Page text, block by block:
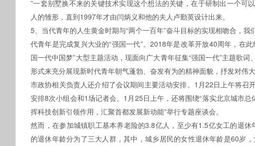
”一套别墅换不来的关键技术实现这个想法的关键，在于研制出一个可以
人的雏形，直到1997年才由闫炳义和他的夫人卢勤英设计出来。
5、当代青年的人生黄金时期与“两个一百年”奋斗目标的实现相吻合，
代青年是完成复兴大业的“强国一代”。2018年是改革开放40周年，
国一代中国梦”大型主题活动，现面向广大青年征集“强国一代”主题歌词、
形式来充分展现新时代青年朝气蓬勃、奋发有为的精神面貌，抒发对伟大
市政协相关负责人还介绍了会议期间主要活动安排。1月22日上午将召
安排8次小组会和1场记者会。1月25日上午，还将围绕“落实北京城市总
挥科技创新引领作用，汇聚首都发展新动能”举行专题座谈会。
然而，在参加城镇职工基本养老险的3.8亿人，至少有1.5亿女工的退休年
的退休年龄分为了三大人群，其中，城乡居民的女性退休年龄是60岁